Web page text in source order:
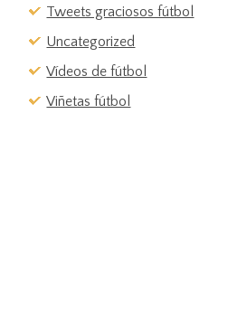
Tweets graciosos fútbol
Uncategorized
Vídeos de fútbol
Viñetas fútbol